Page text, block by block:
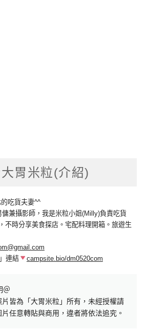
胃米粒(介紹)
吃貨夫妻^^
兼攝影師，我是米粒小姐(Milly)負責吃貨
不時分享美食探店。宅配料理開箱。旅遊生
連結
campsite.bio/dm0520com
＠
皆為「大胃米粒」所有，未經授權請
任意轉貼與商用，違者將依法追究。